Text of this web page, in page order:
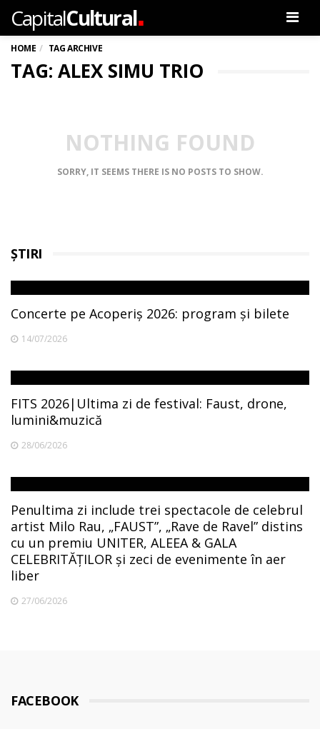
CapitalCultural
HOME TAG ARCHIVE
TAG: ALEX SIMU TRIO
NOTHING FOUND
SORRY, IT SEEMS THERE IS NO POSTS TO SHOW.
ȘTIRI
Concerte pe Acoperiș 2026: program și bilete
14/07/2026
FITS 2026|Ultima zi de festival: Faust, drone,
lumini&muzică
28/06/2026
Penultima zi include trei spectacole de celebrul
artist Milo Rau, „FAUST”, „Rave de Ravel” distins
cu un premiu UNITER, ALEEA & GALA
CELEBRITĂȚILOR și zeci de evenimente în aer
liber
27/06/2026
FACEBOOK